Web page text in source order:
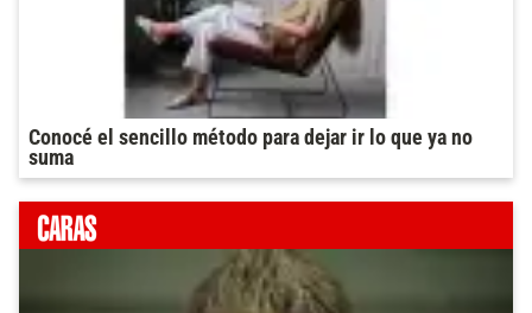
Conocé el sencillo método para dejar ir lo que ya no
suma